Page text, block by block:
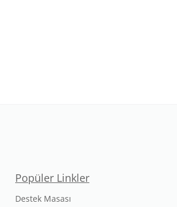
Popüler Linkler
Destek Masası